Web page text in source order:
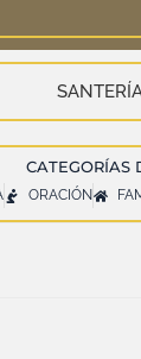
CATEGORÍAS
ORACIÓN